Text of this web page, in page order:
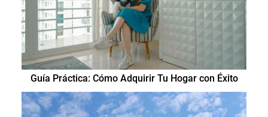
Guía Práctica: Cómo Adquirir Tu Hogar con Éxito